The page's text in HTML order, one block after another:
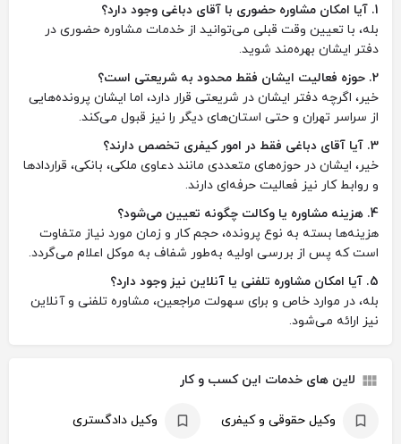
1. آیا امکان مشاوره حضوری با آقای دباغی وجود دارد؟
بله، با تعیین وقت قبلی می‌توانید از خدمات مشاوره حضوری در
دفتر ایشان بهره‌مند شوید.
2. حوزه فعالیت ایشان فقط محدود به شریعتی است؟
خیر، اگرچه دفتر ایشان در شریعتی قرار دارد، اما ایشان پرونده‌هایی
از سراسر تهران و حتی استان‌های دیگر را نیز قبول می‌کند.
3. آیا آقای دباغی فقط در امور کیفری تخصص دارند؟
خیر، ایشان در حوزه‌های متعددی مانند دعاوی ملکی، بانکی، قراردادها
و روابط کار نیز فعالیت حرفه‌ای دارند.
4. هزینه مشاوره یا وکالت چگونه تعیین می‌شود؟
هزینه‌ها بسته به نوع پرونده، حجم کار و زمان مورد نیاز متفاوت
است که پس از بررسی اولیه به‌طور شفاف به موکل اعلام می‌گردد.
5. آیا امکان مشاوره تلفنی یا آنلاین نیز وجود دارد؟
بله، در موارد خاص و برای سهولت مراجعین، مشاوره تلفنی و آنلاین
نیز ارائه می‌شود.
لاین های خدمات این کسب و کار
وکیل حقوقی و کیفری وکیل دادگستری